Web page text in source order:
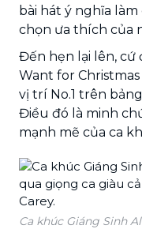
bài hát ý nghĩa
chọn ưa thích của
Đến hẹn lại lên, cứ
Want for Christmas
vị trí No.1 trên
Điều đó là minh
mạnh mẽ của ca
Ca khúc Giáng Sinh